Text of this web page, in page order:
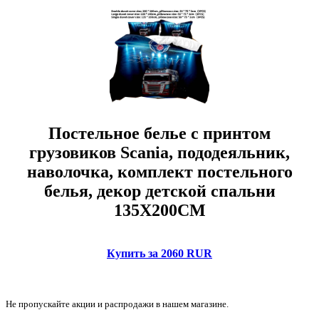
Постельное белье с принтом
грузовиков Scania, пододеяльник,
наволочка, комплект постельного
белья, декор детской спальни
135X200CM
Купить за 2060 RUR
Не пропускайте акции и распродажи в нашем магазине.